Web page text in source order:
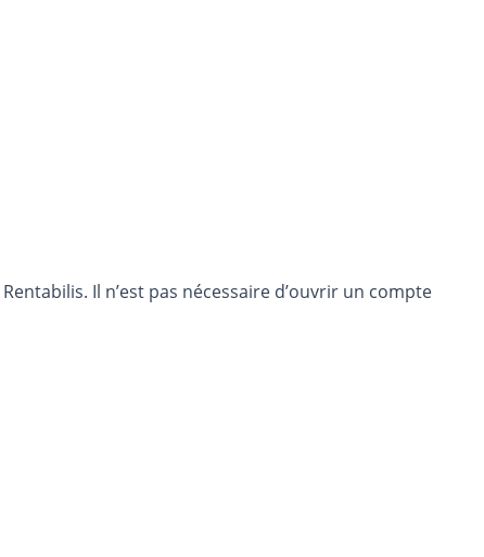
Il n’est pas nécessaire d’ouvrir un compte